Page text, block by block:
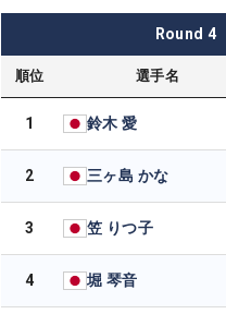
Round 4
順位 選手名
1 鈴木 愛
2 三ヶ島 かな
3 笠 りつ子
4 堀 琴音